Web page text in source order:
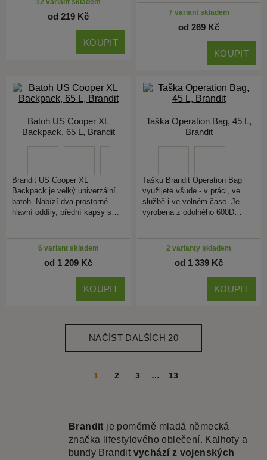
12 variant skladem
od 219 Kč
KOUPIT
7 variant skladem
od 269 Kč
KOUPIT
Batoh US Cooper XL
Backpack, 65 L, Brandit
Brandit US Cooper XL
Backpack je velký univerzální
batoh. Nabízí dva prostorné
hlavní oddíly, přední kapsy s…
6 variant skladem
od 1 209 Kč
KOUPIT
Taška Operation Bag, 45 L,
Brandit
Tašku Brandit Operation Bag
využijete všude - v práci, ve
službě i ve volném čase. Je
vyrobena z odolného 600D…
2 varianty skladem
od 1 339 Kč
KOUPIT
1 2 3 … 13
NAČÍST DALŠÍCH 20
Brandit je poměrně mladá německá
značka lifestylového oblečení. Kalhoty a
bundy Brandit vychází z vojenských